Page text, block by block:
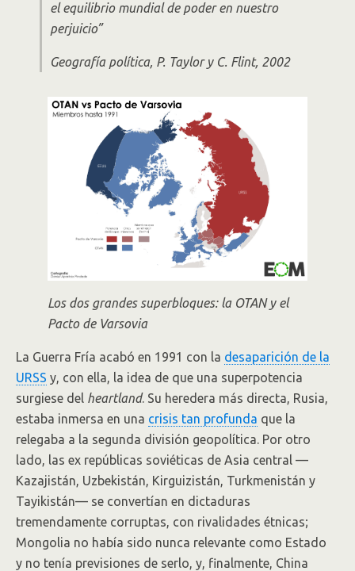
el equilibrio mundial de poder en nuestro
perjuicio”
Geografía política, P. Taylor y C. Flint, 2002
Los dos grandes superbloques: la OTAN y el
Pacto de Varsovia
La Guerra Fría acabó en 1991 con la desaparición de la
URSS y, con ella, la idea de que una superpotencia
surgiese del heartland. Su heredera más directa, Rusia,
estaba inmersa en una crisis tan profunda que la
relegaba a la segunda división geopolítica. Por otro
lado, las ex repúblicas soviéticas de Asia central —
Kazajistán, Uzbekistán, Kirguizistán, Turkmenistán y
Tayikistán— se convertían en dictaduras
tremendamente corruptas, con rivalidades étnicas;
Mongolia no había sido nunca relevante como Estado
y no tenía previsiones de serlo, y, finalmente, China